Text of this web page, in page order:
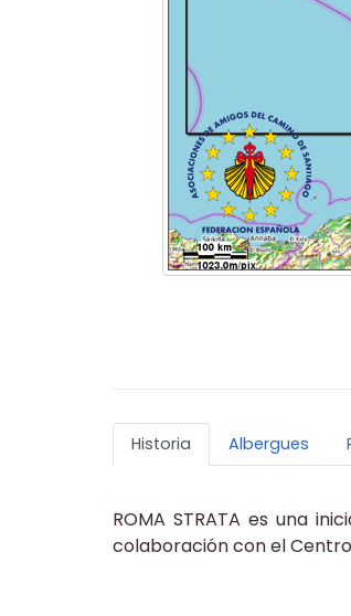
Historia Albergues
ROMA STRATA es una
colaboración con el